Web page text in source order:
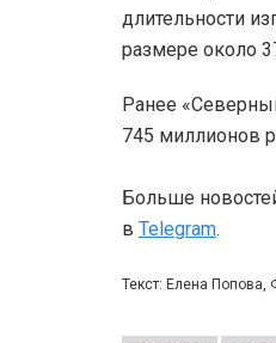
длительности
размере около
Ранее
745 миллионов
Больше
в Telegram.
Текст: Елена Попова,